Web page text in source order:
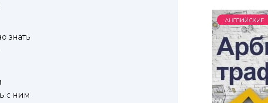
знать
с ним
АНГЛИЙСКИЕ